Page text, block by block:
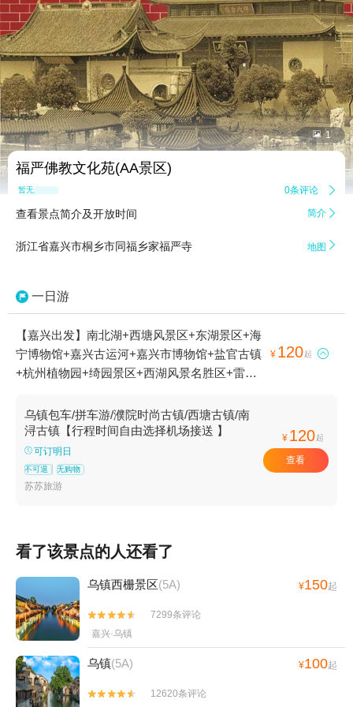
 1
福严佛教文化苑(AA景区)
暂无点评 0条评论 
查看景点简介及开放时间 简介 
浙江省嘉兴市桐乡市同福乡家福严寺 地图 
一日游
【嘉兴出发】南北湖+西塘风景区+东湖景区+海
宁博物馆+嘉兴古运河+嘉兴市博物馆+盐官古镇
+杭州植物园+绮园景区+西湖风景名胜区+雷峰
市博物馆+嘉兴人民公园+观潮胜地公园+毛泽东
观潮诗碑亭+乌镇+嘉兴子城+南浔古桥+福严佛
教文化苑+嘉善水乡风情旅游+南浔文园+西园
+茅盾故居+灵隐飞来峰景区+西栅+杭州Hello
Kitty乐园+南浔古镇+福严寺景区+梅花洲+杭州
+嘉兴植物园+西溪国家湿地公园+嘉善大云+萧
山钱江观潮城+海宁潮+云澜湾景区+西溪黑根蜡
像馆+嘉兴清池温泉+梅花洲水上乐园+西溪草堂
+嘉兴南北湖嘉蔓基基地+TT野战真人CS(西溪
店)+歌斐颂巧克力小镇+尖山高尔夫+球幕体验馆
+嘉兴喜洋洋儿童乐园+西溪湿地印象摇橹船+西
溪庄园+南浔金海湾游泳馆+猎鹰CS野战（西溪
湿地）+乌镇华庄生态园+云澜湾·四季花海乐园
+西塘本地玩乐+乌镇一日游+西溪天堂商业街
¥ 120起 
乌镇包车/拼车游/濮院时尚古镇/西塘古镇/南
浔古镇【行程时间自由选择机场接送 】
可订明日
不可退 无购物
苏苏旅游
¥ 120起
查看
看了该景点的人还看了
乌镇西栅景区(5A) ¥150起


7299条评论
嘉兴·乌镇
乌镇(5A) ¥100起


12620条评论
